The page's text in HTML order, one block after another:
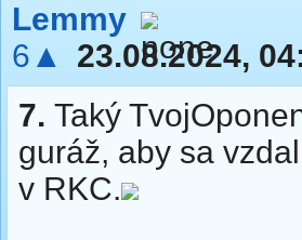
Lemmy
6▲
23.08.2024,
7. Taký
guráž, aby sa
v RKC.